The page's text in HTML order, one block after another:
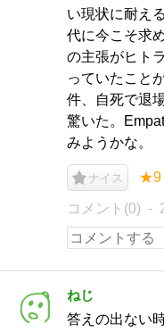
い現状に耐え
代に今こそ求
の主張がヒト
っていたこと
件、自死で退
驚いた。
みようかな。
ナイス ★9
コメント(0)
ねじ
答えの出ない